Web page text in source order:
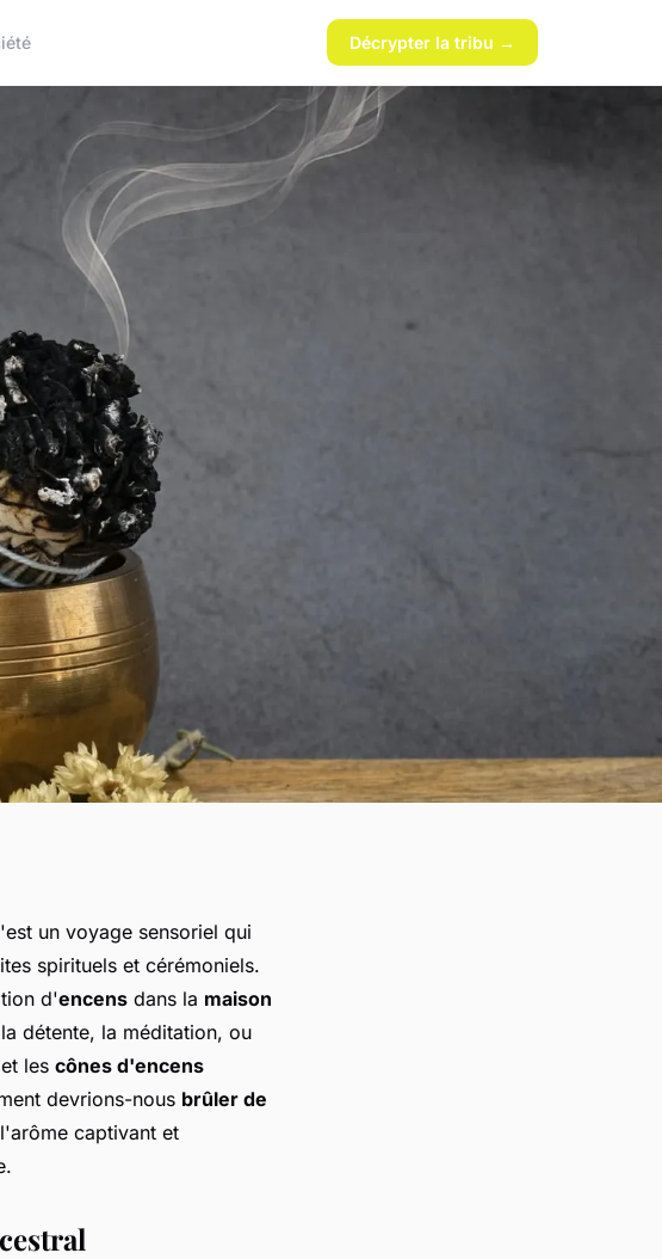
Décrypter la tribu →
un voyage sensoriel qui
spirituels et cérémoniels.
d'encens dans la maison
détente, la méditation, ou
et les cônes d'encens
devrions-nous brûler de
captivant et